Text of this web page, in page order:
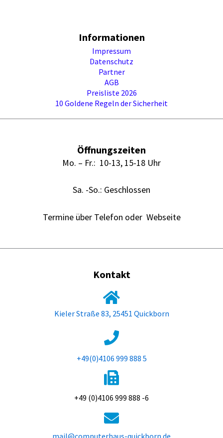
Informationen
Impressum
Datenschutz
Partner
AGB
Preisliste 2026
10 Goldene Regeln der Sicherheit
Öffnungszeiten
Mo. – Fr.: 10-13, 15-18 Uhr
Sa. -So.: Geschlossen
Termine über Telefon oder Webseite
Kontakt
Kieler Straße 83, 25451 Quickborn
+49(0)4106 999 888 5
+49 (0)4106 999 888 -6